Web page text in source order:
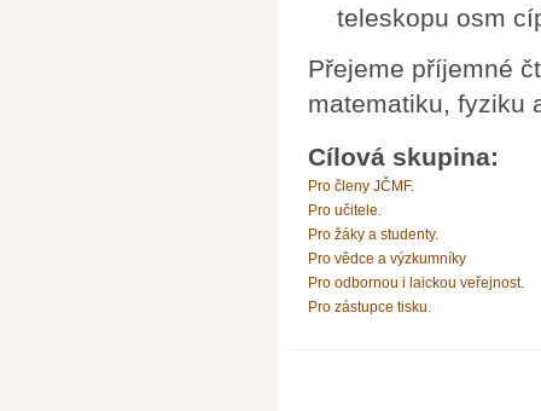
teleskopu osm
Přejeme příjemné
matematiku, fyziku
Cílová skupina:
Pro členy JČMF.
Pro učitele.
Pro žáky a studenty.
Pro vědce a výzkumníky
Pro odbornou i laickou veřejnost.
Pro zástupce tisku.